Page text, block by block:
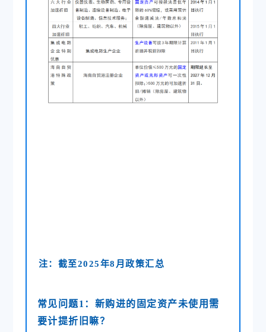
注：截至2025年8月政策汇总
常见问题1：新购进的固定资产未使用需
要计提折旧嘛？